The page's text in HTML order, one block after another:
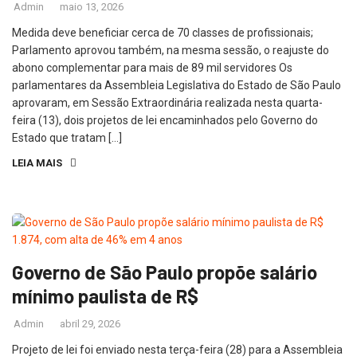
Admin maio 13, 2026
Medida deve beneficiar cerca de 70 classes de profissionais;
Parlamento aprovou também, na mesma sessão, o reajuste do
abono complementar para mais de 89 mil servidores Os
parlamentares da Assembleia Legislativa do Estado de São Paulo
aprovaram, em Sessão Extraordinária realizada nesta quarta-
feira (13), dois projetos de lei encaminhados pelo Governo do
Estado que tratam […]
LEIA MAIS
Governo de São Paulo propõe salário
mínimo paulista de R$
Admin abril 29, 2026
Projeto de lei foi enviado nesta terça-feira (28) para a Assembleia